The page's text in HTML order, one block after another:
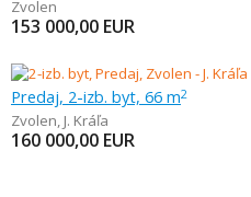
Zvolen
153 000,00 EUR
Predaj, 2-izb. byt, 66 m2
Zvolen, J. Kráľa
160 000,00 EUR